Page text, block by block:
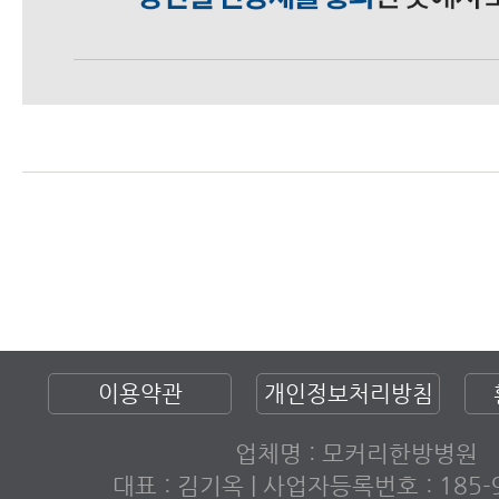
이용약관 개인정보처리방침
업체명 : 모커리한방병원
대표 : 김기옥 | 사업자등록번호 :